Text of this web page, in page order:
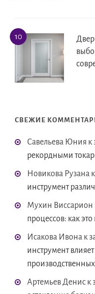
СВЕЖИЕ
Савельева Юния к
рекордными
Новикова Рузана
инструмент
Мухин Виссарион
процессов: как
Исакова Ивона к
инструмент
Артемьев Денис к